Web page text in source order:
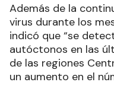
Además de la
virus durante los
indicó que “se
autóctonos en las
de las regiones
un aumento en el